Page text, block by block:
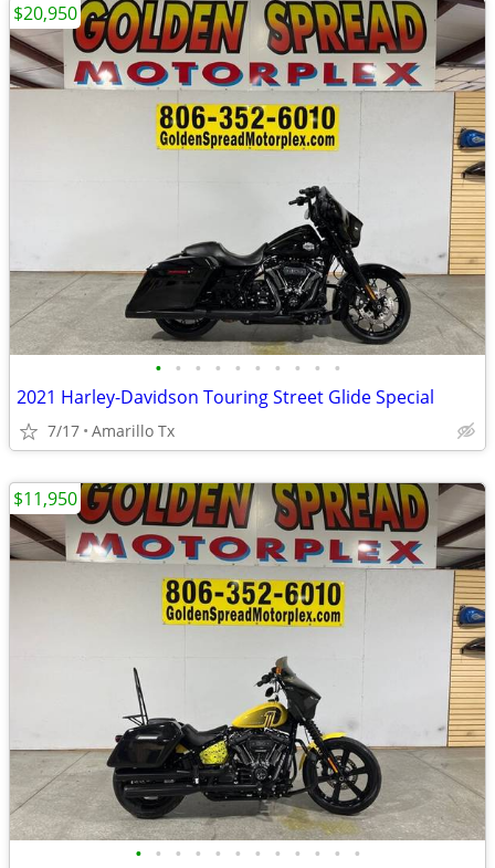
• • • • • • • • • •
2021 Harley-Davidson Touring Street Glide Special
7/17 Amarillo Tx
$20,950
• • • • • • • • • • • •
$11,950